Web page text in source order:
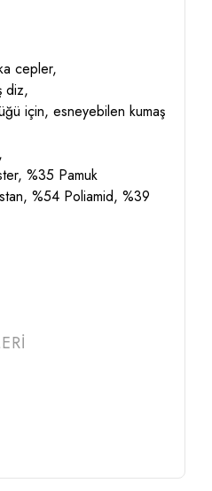
cepler,
diz,
için, esneyebilen kumaş
%35 Pamuk
%54 Poliamid, %39